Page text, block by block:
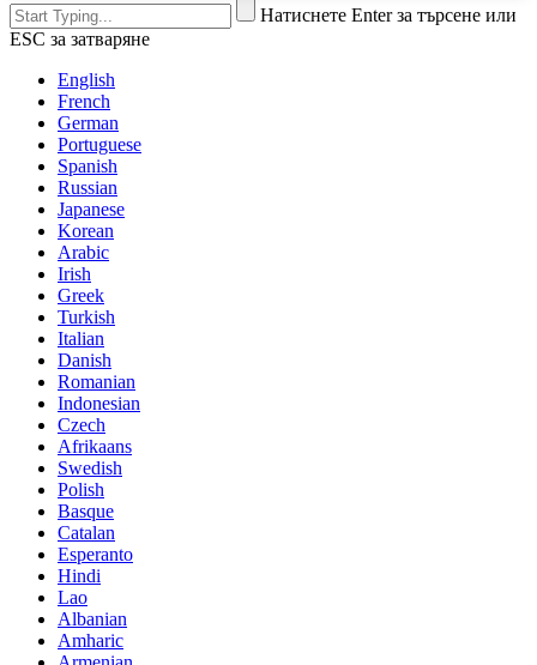
Натиснете Enter за търсене или
ESC за затваряне
English
French
German
Portuguese
Spanish
Russian
Japanese
Korean
Arabic
Irish
Greek
Turkish
Italian
Danish
Romanian
Indonesian
Czech
Afrikaans
Swedish
Polish
Basque
Catalan
Esperanto
Hindi
Lao
Albanian
Amharic